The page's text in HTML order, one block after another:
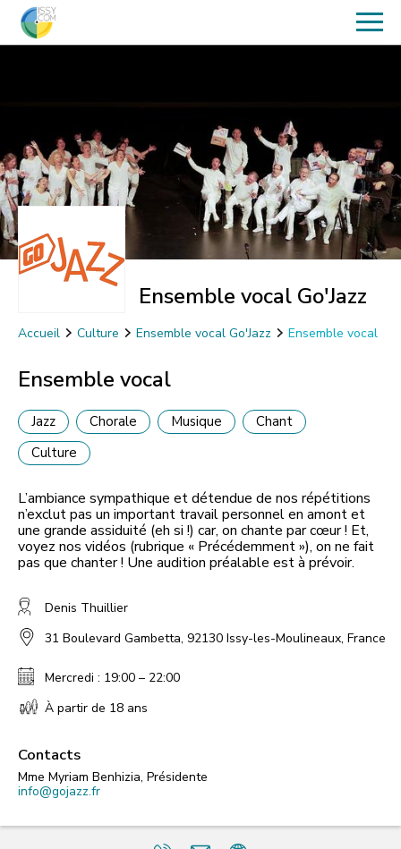
Ensemble vocal Go'Jazz
Accueil Culture Ensemble vocal Go'Jazz Ensemble vocal
Ensemble vocal
Jazz Chorale Musique
Chant
Culture
L’ambiance sympathique et détendue de nos répétitions
n’exclut pas un important travail personnel en amont et
une grande assiduité (eh si !) car, on chante par cœur ! Et,
voyez nos vidéos (rubrique « Précédemment »), on ne fait
pas que chanter ! Une audition préalable est à prévoir.
Denis Thuillier
31 Boulevard Gambetta, 92130 Issy-les-Moulineaux, France
Mercredi : 19:00 – 22:00
À partir de 18 ans
Contacts
Mme Myriam Benhizia, Présidente
info@gojazz.fr